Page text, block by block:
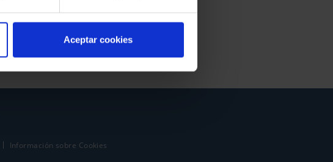
Aceptar cookies
Información sobre Cookies